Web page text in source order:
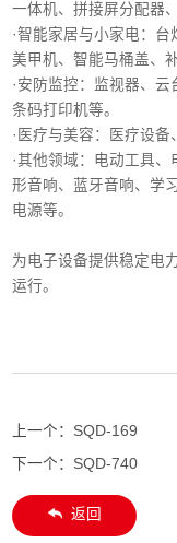
一体机、拼接屏分配器
·智能家居与小家电‌：台
美甲机、智能马桶盖、
‌·安防监控‌：监视器、云
条码打印机等。
·医疗与美容‌：医疗设备
‌·其他领域‌：电动工具
形音响、蓝牙音响、学
电源等。
为电子设备提供稳定电
运行。
上一个： SQD-169
下一个： SQD-740
返回